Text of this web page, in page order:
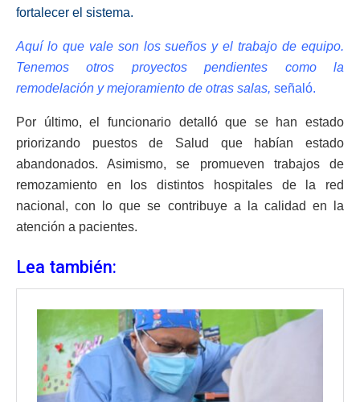
fortalecer el sistema.
Aquí lo que vale son los sueños y el trabajo de equipo.
Tenemos otros proyectos pendientes como la
remodelación y mejoramiento de otras salas, señaló.
Por último, el funcionario detalló que se han estado
priorizando puestos de Salud que habían estado
abandonados. Asimismo, se promueven trabajos de
remozamiento en los distintos hospitales de la red
nacional, con lo que se contribuye a la calidad en la
atención a pacientes.
Lea también: